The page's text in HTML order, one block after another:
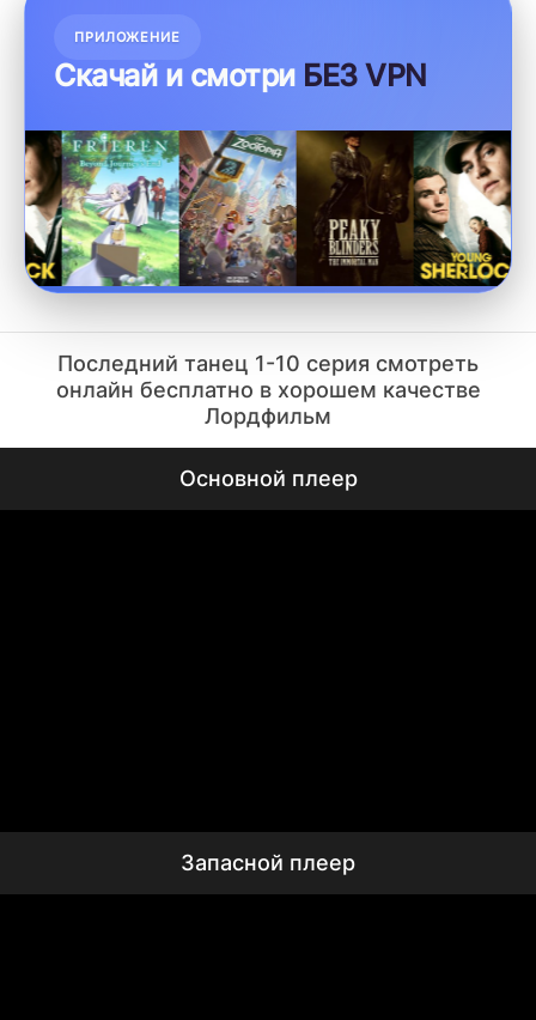
ПРИЛОЖЕНИЕ
Скачай и смотри БЕЗ VPN
Последний танец 1-10 серия смотреть
онлайн бесплатно в хорошем качестве
Лордфильм
Основной плеер
Запасной плеер